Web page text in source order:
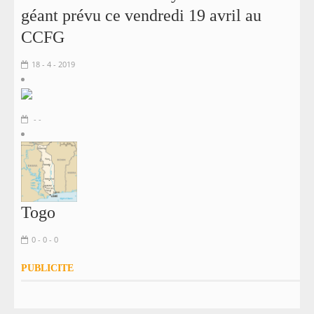
géant prévu ce vendredi 19 avril au
CCFG
18 - 4 - 2019
- -
Togo
0 - 0 - 0
PUBLICITE